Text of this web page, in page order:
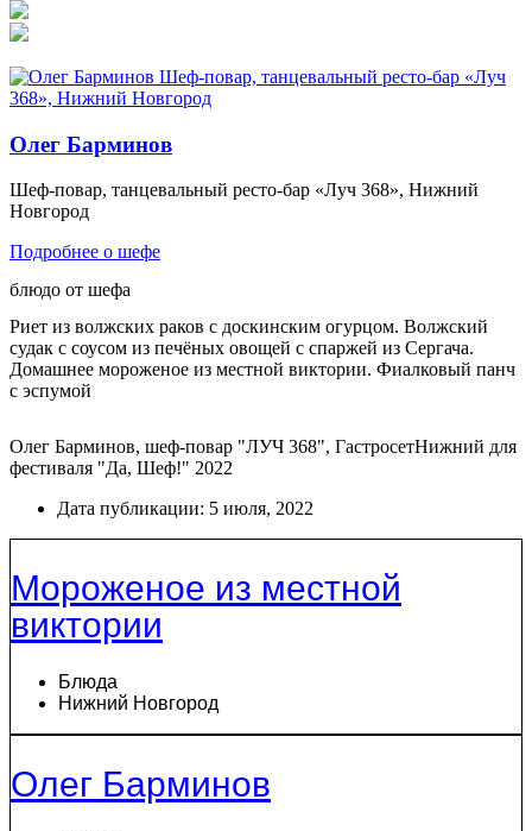
Олег Барминов
Шеф-повар, танцевальный ресто-бар «Луч 368», Нижний
Новгород
Подробнее о шефе
блюдо от шефа
Риет из волжских раков с доскинским огурцом. Волжский
судак с соусом из печёных овощей с спаржей из Сергача.
Домашнее мороженое из местной виктории. Фиалковый панч
с эспумой
Олег Барминов, шеф-повар "ЛУЧ 368", ГастросетНижний для
фестиваля "Да, Шеф!" 2022
Дата публикации: 5 июля, 2022
Мороженое из местной
виктории
Блюда
Нижний Новгород
Олег Барминов